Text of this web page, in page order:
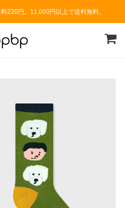
220円。11,000円以上で送料無料。